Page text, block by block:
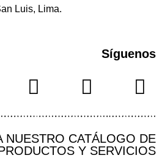
Luis, Lima.
Síguenos
NUESTRO CATÁLOGO DE
Y SERVICIOS